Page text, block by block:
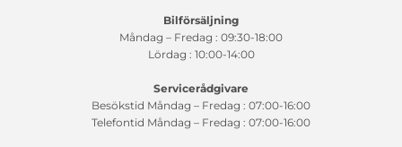
Bilförsäljning
Måndag – Fredag : 09:30-18:00
Lördag : 10:00-14:00
Servicerådgivare
Besökstid Måndag – Fredag : 07:00-16:00
Telefontid Måndag – Fredag : 07:00-16:00